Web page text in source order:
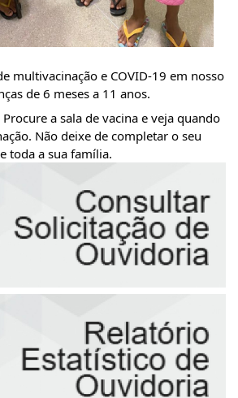
multivacinação e COVID-19 em nosso
de 6 meses a 11 anos.
a sala de vacina e veja quando
Não deixe de completar o seu
toda a sua família.